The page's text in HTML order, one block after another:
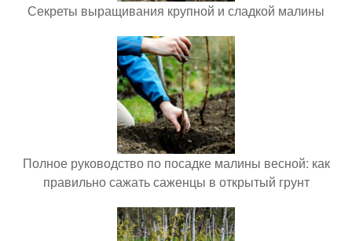
Секреты выращивания крупной и сладкой малины
Полное руководство по посадке малины весной: как
правильно сажать саженцы в открытый грунт